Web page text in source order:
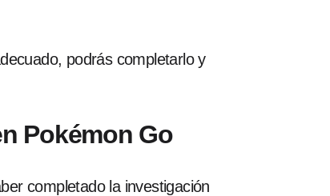
podrás completarlo y
Pokémon Go
completado la investigación